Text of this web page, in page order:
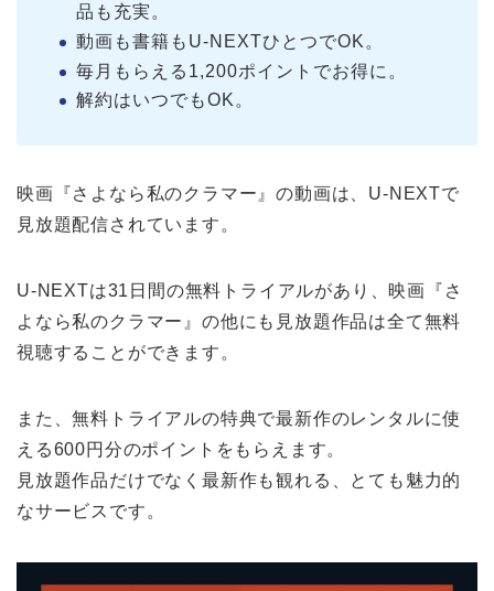
品も充実。
動画も書籍もU-NEXTひとつでOK。
毎月もらえる1,200ポイントでお得に。
解約はいつでもOK。
映画『さよなら私のクラマー』の動画は、U-NEXTで
見放題配信されています。
U-NEXTは31日間の無料トライアルがあり、映画『さ
よなら私のクラマー』の他にも見放題作品は全て無料
視聴することができます。
また、無料トライアルの特典で最新作のレンタルに使
える600円分のポイントをもらえます。
見放題作品だけでなく最新作も観れる、とても魅力的
なサービスです。